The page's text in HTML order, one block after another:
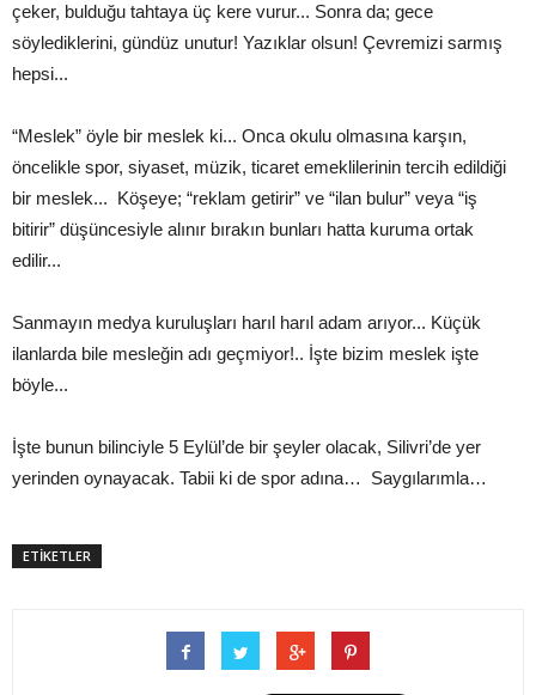
çeker, bulduğu tahtaya üç kere vurur... Sonra da; gece
söylediklerini, gündüz unutur! Yazıklar olsun! Çevremizi sarmış
hepsi...
“Meslek” öyle bir meslek ki... Onca okulu olmasına karşın,
öncelikle spor, siyaset, müzik, ticaret emeklilerinin tercih edildiği
bir meslek... Köşeye; “reklam getirir” ve “ilan bulur” veya “iş
bitirir” düşüncesiyle alınır bırakın bunları hatta kuruma ortak
edilir...
Sanmayın medya kuruluşları harıl harıl adam arıyor... Küçük
ilanlarda bile mesleğin adı geçmiyor!.. İşte bizim meslek işte
böyle...
İşte bunun bilinciyle 5 Eylül’de bir şeyler olacak, Silivri’de yer
yerinden oynayacak. Tabii ki de spor adına… Saygılarımla…
ETİKETLER